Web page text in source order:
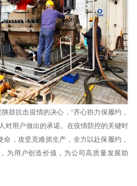
鼓抗击疫情的决心，“齐心协力保履约，
对用户做出的承诺。在疫情防控的关键时
，攻坚克难抓生产，全力以赴保履约，
为用户创造价值，为公司高质量发展助